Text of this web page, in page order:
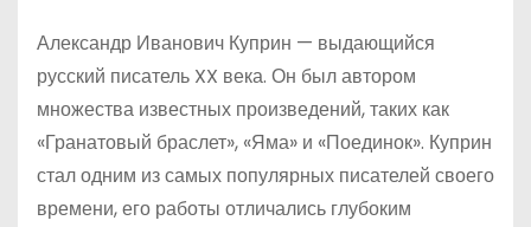
Александр Иванович Куприн — выдающийся
русский писатель XX века. Он был автором
множества известных произведений, таких как
«Гранатовый браслет», «Яма» и «Поединок». Куприн
стал одним из самых популярных писателей своего
времени, его работы отличались глубоким